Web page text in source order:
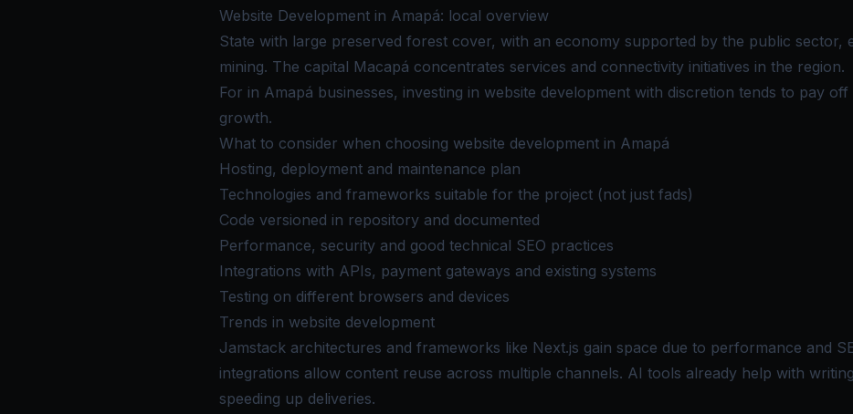
Website Development in Amapá: local overview
State with large preserved forest cover, with an economy supported by the public sector,
mining. The capital Macapá concentrates services and connectivity initiatives in the region.
For in Amapá businesses, investing in website development with discretion tends to pay
growth.
What to consider when choosing website development in Amapá
Hosting, deployment and maintenance plan
Technologies and frameworks suitable for the project (not just fads)
Code versioned in repository and documented
Performance, security and good technical SEO practices
Integrations with APIs, payment gateways and existing systems
Testing on different browsers and devices
Trends in website development
Jamstack architectures and frameworks like Next.js gain space due to performance and
integrations allow content reuse across multiple channels. AI tools already help with
speeding up deliveries.